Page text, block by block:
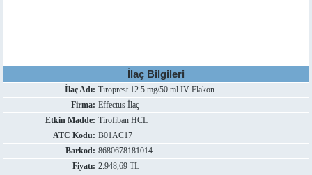
İlaç Bilgileri
İlaç Adı: Tiroprest 12.5 mg/50 ml IV Flakon
Firma: Effectus İlaç
Etkin Madde: Tirofiban HCL
ATC Kodu: B01AC17
Barkod: 8680678181014
Fiyatı: 2.948,69 TL